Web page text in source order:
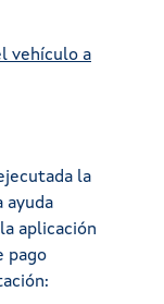
vehículo a
la
ayuda
aplicación
pago